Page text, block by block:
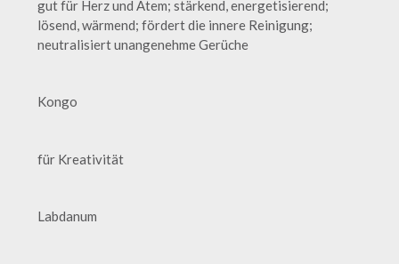
gut für Herz und Atem; stärkend, energetisierend;
lösend, wärmend; fördert die innere Reinigung;
neutralisiert unangenehme Gerüche
Kongo
für Kreativität
Labdanum